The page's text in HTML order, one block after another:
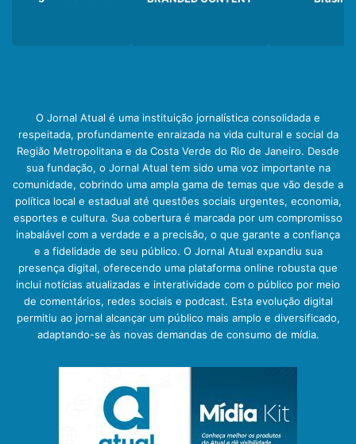
O Jornal Atual é uma instituição jornalística consolidada e
respeitada, profundamente enraizada na vida cultural e social da
Região Metropolitana e da Costa Verde do Rio de Janeiro. Desde
sua fundação, o Jornal Atual tem sido uma voz importante na
comunidade, cobrindo uma ampla gama de temas que vão desde a
política local e estadual até questões sociais urgentes, economia,
esportes e cultura. Sua cobertura é marcada por um compromisso
inabalável com a verdade e a precisão, o que garante a confiança
e a fidelidade de seu público. O Jornal Atual expandiu sua
presença digital, oferecendo uma plataforma online robusta que
inclui notícias atualizadas e interatividade com o público por meio
de comentários, redes sociais e podcast. Esta evolução digital
permitiu ao jornal alcançar um público mais amplo e diversificado,
adaptando-se às novas demandas de consumo de mídia.